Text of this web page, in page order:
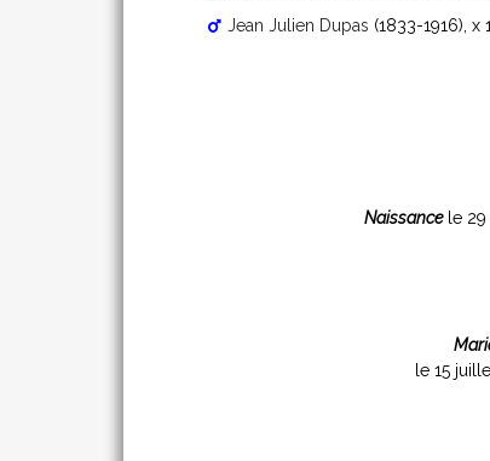
Jean Julien Dupas (1833-1916) , x
Naissancele 29
le 15